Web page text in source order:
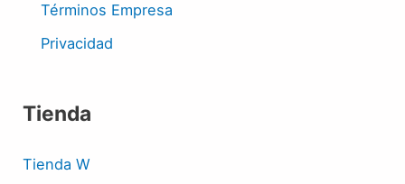
Términos Empresa
Privacidad
Tienda
Tienda W